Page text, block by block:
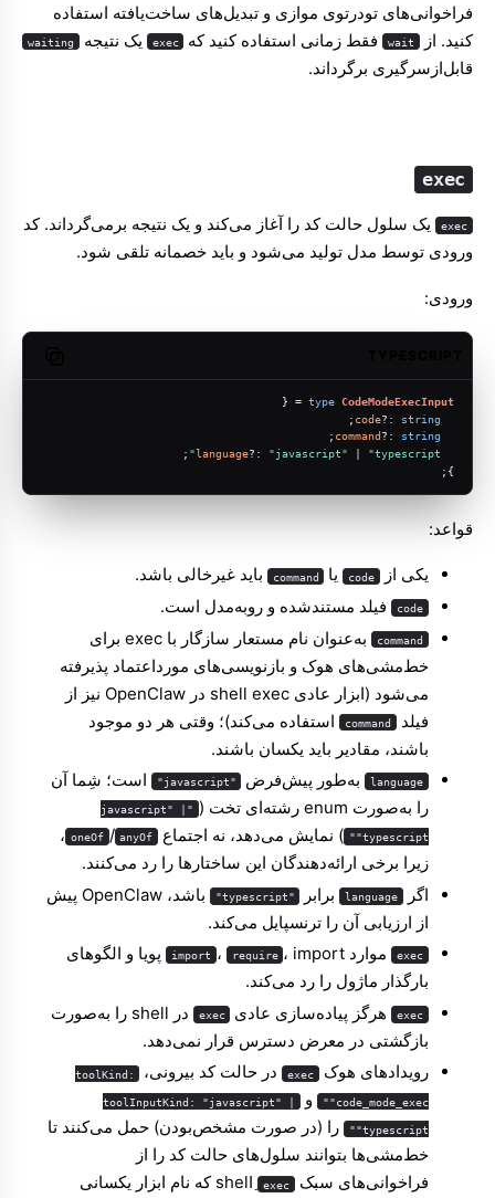
فراخوانی‌های تودرتوی موازی و تبدیل‌های ساخت‌یافته استفاده
کنید. از
wait فقط زمانی استفاده کنید که exec یک نتیجه waiting
قابل‌ازسرگیری برگرداند.
exec
exec یک سلول حالت کد را آغاز می‌کند و یک نتیجه برمی‌گرداند. کد
ورودی توسط مدل تولید می‌شود و باید خصمانه تلقی شود.
ورودی:
type CodeModeExecInput
= {
code?: string
;
command?: string
;
language?: "javascript" | "typescript"
;
};
قواعد:
یکی از code یا command باید غیرخالی باشد.
code فیلد مستندشده و روبه‌مدل است.
command
به‌عنوان نام مستعار سازگار با exec برای
خط‌مشی‌های هوک و بازنویسی‌های مورداعتماد پذیرفته
می‌شود (ابزار عادی shell exec در OpenClaw نیز از
فیلد
command استفاده می‌کند)؛ وقتی هر دو موجود
باشند، مقادیر باید یکسان باشند.
language به‌طور پیش‌فرض "javascript"
است؛ شِما آن
را به‌صورت enum رشته‌ای تخت (
"javascript" |
"typescript" ) نمایش می‌دهد، نه اجتماع oneOf / anyOf
،
زیرا برخی ارائه‌دهندگان این ساختارها را رد می‌کنند.
اگر
language برابر "typescript"
باشد، OpenClaw پیش
از ارزیابی آن را ترنسپایل می‌کند.
exec موارد import ، require
، import پویا و الگوهای
بارگذار ماژول را رد می‌کند.
exec هرگز پیاده‌سازی عادی exec
در shell را به‌صورت
بازگشتی در معرض دسترس قرار نمی‌دهد.
رویدادهای هوک
exec در حالت کد بیرونی، toolKind:
"code_mode_exec" و toolInputKind: "javascript" |
"typescript"
را (در صورت مشخص‌بودن) حمل می‌کنند تا
خط‌مشی‌ها بتوانند سلول‌های حالت کد را از
فراخوانی‌های سبک shellِ
exec
که نام ابزار یکسانی